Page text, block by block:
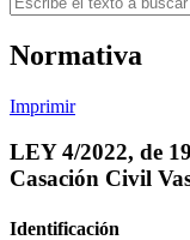
Normativa
Imprimir
LEY 4/2022, de
Casación Civil
Identificación